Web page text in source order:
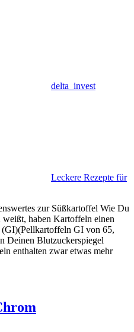
delta_invest
Leckere Rezepte für
zur Süßkartoffel Wie Du
haben Kartoffeln einen
GI von 65,
Deinen Blutzuckerspiegel
enthalten zwar etwas mehr